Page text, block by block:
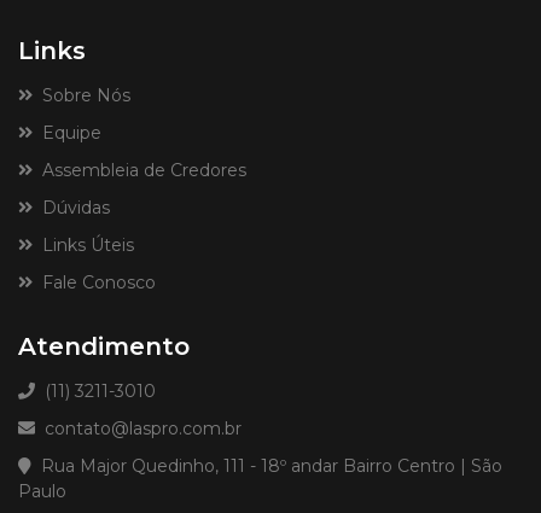
Links
Sobre Nós
Equipe
Assembleia de Credores
Dúvidas
Links Úteis
Fale Conosco
Atendimento
(11) 3211-3010
contato@laspro.com.br
Rua Major Quedinho, 111 - 18º andar Bairro Centro | São
Paulo